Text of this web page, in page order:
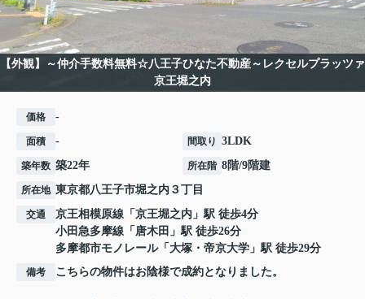
【外観】～仲介手数料無料☆八王子ひなた不動産～レクセルプラッツァ
京王堀之内
価格 -
面積 - 間取り 3LDK
築年数 築22年 所在階 8階/9階建
所在地 東京都八王子市堀之内 ３丁目
交通 京王相模原線 「 京王堀之内 」駅 徒歩4分
小田急多摩線 「 唐木田 」駅 徒歩26分
多摩都市モノレール「 大塚・帝京大学 」駅 徒歩29分
備考 こちらの物件はお陰様で成約となりました。